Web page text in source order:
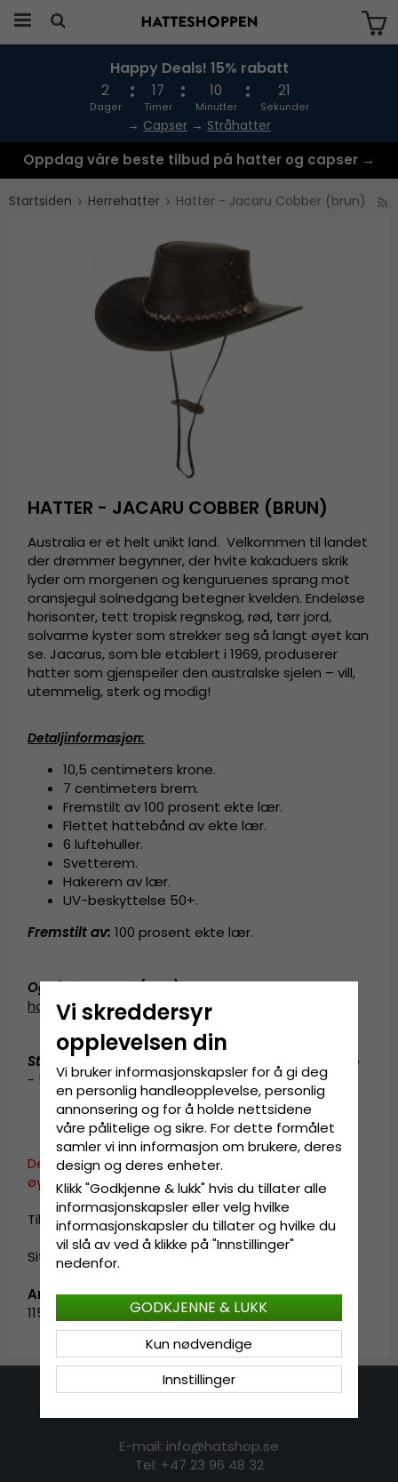
Produktet har blitt lagt til i handlekurven
Happy Deals! 15% rabatt
2
Dager
17
Timer
10
Minutter
21
Sekunder
→ Capser → Stråhatter
Oppdag våre beste tilbud på hatter og capser →
Startsiden Herrehatter Hatter - Jacaru Cobber (brun)
HATTER - JACARU COBBER (BRUN)
Australia er et helt unikt land. Velkommen til landet
der drømmer begynner, der hvite kakaduers skrik
lyder om morgenen og kenguruenes sprang mot
oransjegul solnedgang betegner kvelden. Endeløse
horisonter, tett tropisk regnskog, rød, tørr jord,
solvarme kyster som strekker seg så langt øyet kan
se. Jacarus, som ble etablert i 1969, produserer
hatter som gjenspeiler den australske sjelen – vill,
utemmelig, sterk og modig!
Detaljinformasjon:
10,5 centimeters krone.
7 centimeters brem.
Fremstilt av100 prosent ekte lær.
Flettet hattebånd av ekte lær.
6 luftehuller.
Svetterem.
Hakerem av lær.
UV-beskyttelse 50+.
Fremstilt av: 100 prosent ekte lær.
Også kjent som (AKA):fedora-hatt,fedora
hat
,skinnhatt,cowboy-hatt
Størrelsesinformasjon
Medium - 55-56 cm. Large
- 57-58 cm. X-Large - 59-60 cm.
Dette produktet er dessverre ikke i vår katalog for
øyeblikket.
Til startsiden. »
Sitemap »
Artikkel-ID:
1153-2._H50.P5
E-mail: info@hatshop.se
Tel: +47 23 96 48 32
Vi skreddersyr
opplevelsen din
Vi bruker informasjonskapsler for å gi deg
en personlig handleopplevelse, personlig
annonsering og for å holde nettsidene
våre pålitelige og sikre. For dette formålet
samler vi inn informasjon om brukere, deres
design og deres enheter.
Klikk "Godkjenne & lukk" hvis du tillater alle
informasjonskapsler eller velg hvilke
informasjonskapsler du tillater og hvilke du
vil slå av ved å klikke på "Innstillinger"
nedenfor.
Innstillinger
Kun nødvendige
GODKJENNE & LUKK